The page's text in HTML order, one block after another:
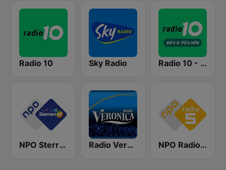
Radio 10 Sky Radio Radio 10 - 60s & 70s Hits
NPO Sterren Radio Veronica NPO Radio 5